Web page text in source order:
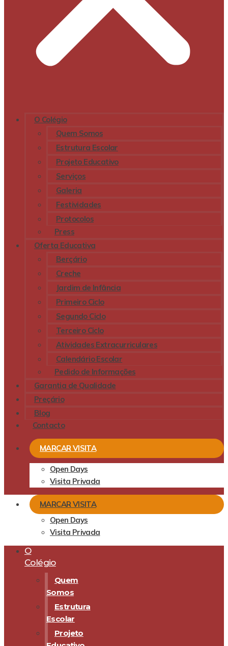
O Colégio
Quem Somos
Estrutura Escolar
Projeto Educativo
Serviços
Galeria
Festividades
Protocolos
Press
Oferta Educativa
Berçário
Creche
Jardim de Infância
Primeiro Ciclo
Segundo Ciclo
Terceiro Ciclo
Atividades Extracurriculares
Calendário Escolar
Pedido de Informações
Garantia de Qualidade
Preçário
Blog
Contacto
MARCAR VISITA
Open Days
Visita Privada
MARCAR VISITA
Open Days
Visita Privada
O
Colégio
Quem
Somos
Estrutura
Escolar
Projeto